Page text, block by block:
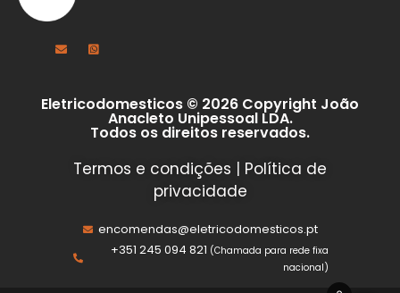
Eletricodomesticos © 2026 Copyright João
Anacleto Unipessoal LDA.
Todos os direitos reservados.
Termos e condições | Política de
privacidade
encomendas@eletricodomesticos.pt
+351 245 094 821 (Chamada para rede fixa
nacional)